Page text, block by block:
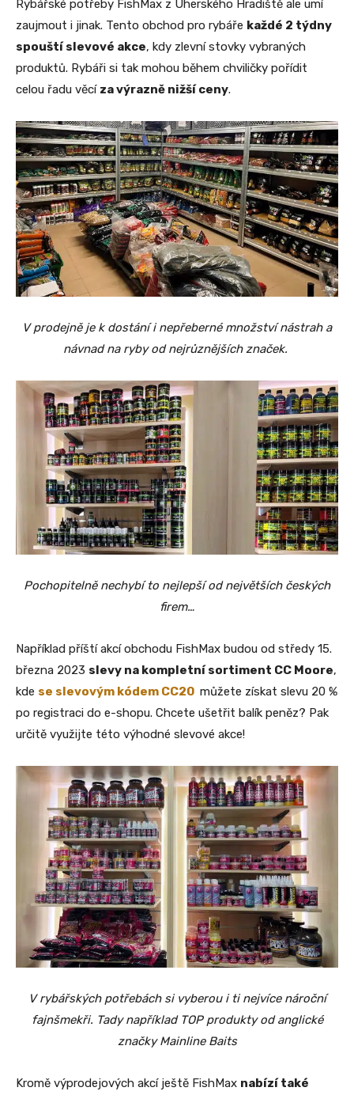
Rybářské potřeby FishMax z Uherského Hradiště ale umí
zaujmout i jinak. Tento obchod pro rybáře každé 2 týdny
spouští slevové akce, kdy zlevní stovky vybraných
produktů. Rybáři si tak mohou během chviličky pořídit
celou řadu věcí za výrazně nižší ceny.
V prodejně je k dostání i nepřeberné množství nástrah a
návnad na ryby od nejrůznějších značek.
Pochopitelně nechybí to nejlepší od největších českých
firem…
Například příští akcí obchodu FishMax budou od středy 15.
března 2023 slevy na kompletní sortiment CC Moore,
kde se slevovým kódem CC20 můžete získat slevu 20 %
po registraci do e-shopu. Chcete ušetřit balík peněz? Pak
určitě využijte této výhodné slevové akce!
V rybářských potřebách si vyberou i ti nejvíce nároční
fajnšmekři. Tady například TOP produkty od anglické
značky Mainline Baits
Kromě výprodejových akcí ještě FishMax nabízí také